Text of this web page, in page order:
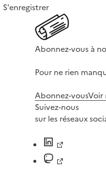
S'enregistrer
Abonnez-vous à
Pour ne rien
Abonnez-vousVoir
Suivez-nous
sur les réseaux